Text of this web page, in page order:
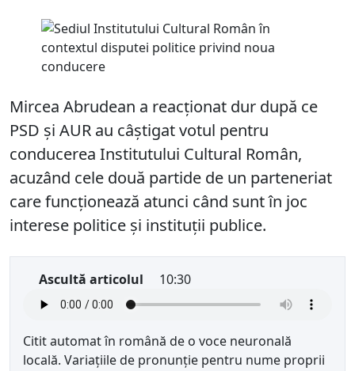
Mircea Abrudean a reacționat dur după ce
PSD și AUR au câștigat votul pentru
conducerea Institutului Cultural Român,
acuzând cele două partide de un parteneriat
care funcționează atunci când sunt în joc
interese politice și instituții publice.
Ascultă articolul 10:30
Citit automat în română de o voce neuronală
locală. Variațiile de pronunție pentru nume proprii